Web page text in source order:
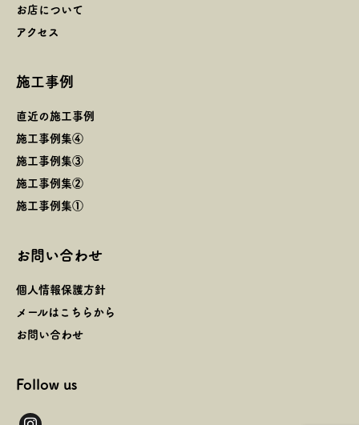
お店について
アクセス
施工事例
直近の施工事例
施工事例集④
施工事例集③
施工事例集②
施工事例集①
お問い合わせ
個人情報保護方針
メールはこちらから
お問い合わせ
Follow us
instagram